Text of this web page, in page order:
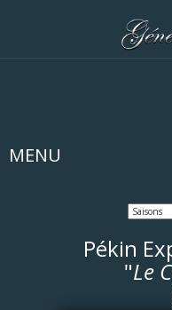
MENU
Pékin
"Le